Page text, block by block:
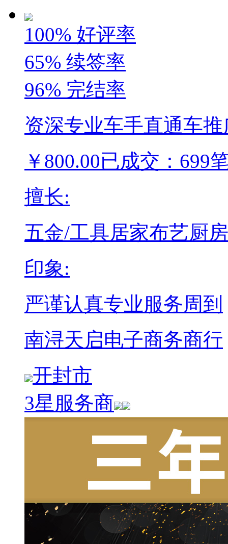
100% 好评率
65% 续签率
96% 完结率
资深专业车手直通车推
￥ 800.00已成交：699
擅长:
五金/工具居家布艺厨
印象:
严谨认真专业服务周到
南浔天启电子商务商行
开封市
3星服务商